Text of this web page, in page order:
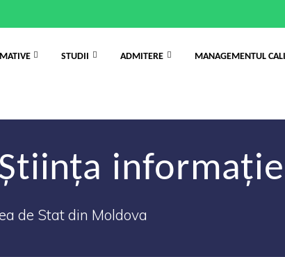
STUDII ADMITERE MANAGEMENTUL
de Stat din Moldova